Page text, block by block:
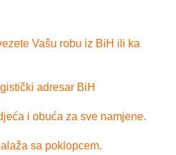
Vašu robu iz BiH ili ka
adresar BiH
i obuća za sve namjene.
sa poklopcem.